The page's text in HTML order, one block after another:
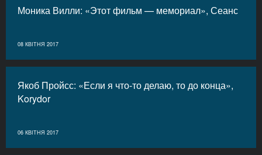
Моника Вилли: «Этот фильм — мемориал», Сеанс
08 КВІТНЯ 2017
Якоб Пройсс: «Если я что-то делаю, то до конца»,
Korydor
06 КВІТНЯ 2017